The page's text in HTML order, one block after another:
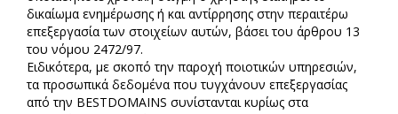
δικαίωμα ενημέρωσης ή και αντίρρησης στην περαιτέρω
επεξεργασία των στοιχείων αυτών, βάσει του άρθρου 13
του νόμου 2472/97.
Ειδικότερα, με σκοπό την παροχή ποιοτικών υπηρεσιών,
τα προσωπικά δεδομένα που τυγχάνουν επεξεργασίας
από την BESTDOMAINS συνίστανται κυρίως στα